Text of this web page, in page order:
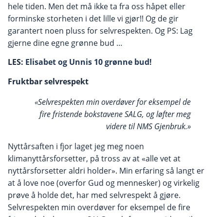
hele tiden. Men det må ikke ta fra oss håpet eller
forminske storheten i det lille vi gjør!! Og de gir
garantert noen pluss for selvrespekten. Og PS: Lag
gjerne dine egne grønne bud …
LES: Elisabet og Unnis 10 grønne bud!
Fruktbar selvrespekt
«Selvrespekten min overdøver for eksempel de
fire fristende bokstavene SALG, og løfter meg
videre til NMS Gjenbruk.»
Nyttårsaften i fjor laget jeg meg noen
klimanyttårsforsetter, på tross av at «alle vet at
nyttårsforsetter aldri holder». Min erfaring så langt er
at å love noe (overfor Gud og mennesker) og virkelig
prøve å holde det, har med selvrespekt å gjøre.
Selvrespekten min overdøver for eksempel de fire